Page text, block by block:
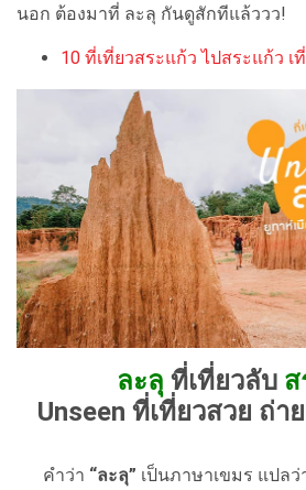
นอก ต้องมาที่ ละลุ กันดูสักทีแล้ววว!
10 ที่เที่ยวสระแก้ว ไปสระแก้ว
ละลุ ที่เที่ยวลับ ส
Unseen ที่เที่ยวสวย ถ่า
คำว่า “ละลุ” เป็นภาษาเขมร แปลว่